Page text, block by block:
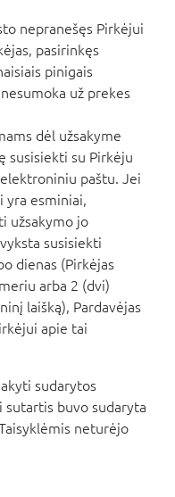
nepranešęs Pirkėjui
pasirinkęs
pinigais
už prekes
dėl užsakyme
susisiekti su Pirkėju
paštu. Jei
yra esminiai,
užsakymo jo
susisiekti
dienas (Pirkėjas
arba 2 (dvi)
laišką), Pardavėjas
apie tai
sudarytos
sutartis buvo sudaryta
neturėjo